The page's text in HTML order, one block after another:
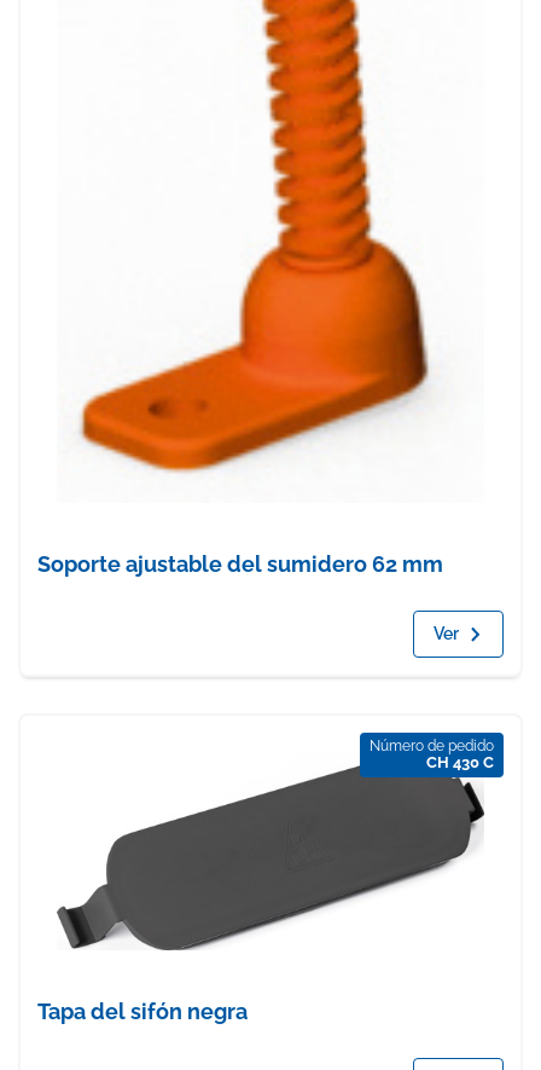
Soporte ajustable del sumidero 62 mm
Ver
Número de pedido
CH 430 C
Tapa del sifón negra